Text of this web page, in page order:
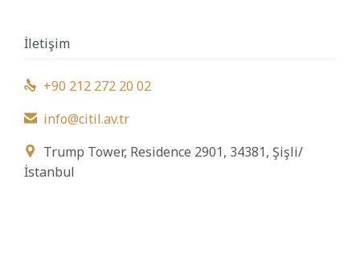
İletişim
 +90 212 272 20 02
 info@citil.av.tr

Trump Tower, Residence 2901, 34381, Şişli/
İstanbul